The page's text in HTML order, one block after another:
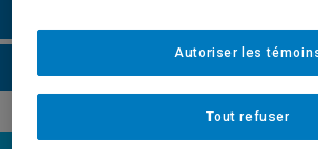
Tout refuser
Autoriser les